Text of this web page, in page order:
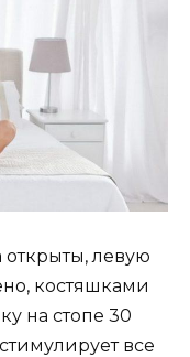
открыты, левую
костяшками
на стопе 30
все